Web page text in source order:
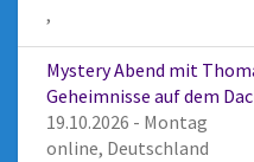
,
Mystery Abend mit
Geheimnisse auf dem
19.10.2026 - Montag
online, Deutschland